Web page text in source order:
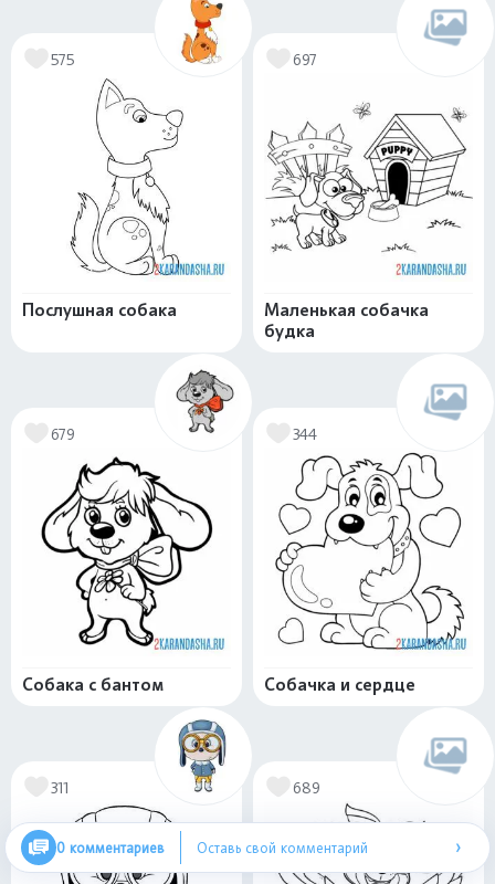
575
Послушная собака
697
Маленькая собачка
будка
679
Собака с бантом
344
Собачка и сердце
311 689
0 комментариев Оставь свой комментарий ›